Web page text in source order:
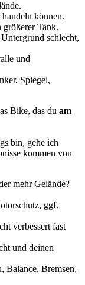
können.
größerer Tank.
schlecht,
und
Spiegel,
Bike, das du am
bin, gehe ich
kommen von
mehr Gelände?
ggf.
verbessert fast
und deinen
Balance, Bremsen,